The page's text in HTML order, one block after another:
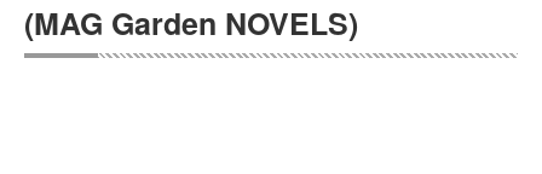
Myシェルフ
(MAG Garden NOVELS)